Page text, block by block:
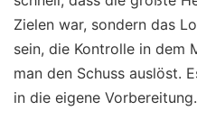
Zielen war, sondern das
sein, die Kontrolle in dem
man den Schuss auslöst.
in die eigene Vorbereitung.